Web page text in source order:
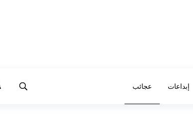
إبداعات عجائب